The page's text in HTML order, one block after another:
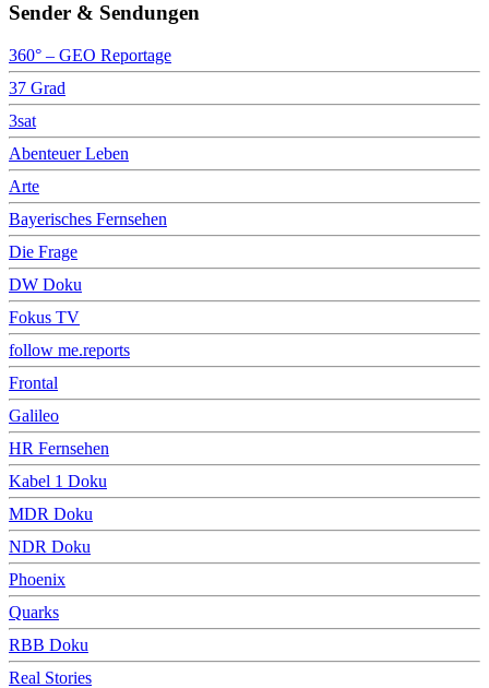
Sender & Sendungen
360° – GEO Reportage
37 Grad
3sat
Abenteuer Leben
Arte
Bayerisches Fernsehen
Die Frage
DW Doku
Fokus TV
follow me.reports
Frontal
Galileo
HR Fernsehen
Kabel 1 Doku
MDR Doku
NDR Doku
Phoenix
Quarks
RBB Doku
Real Stories